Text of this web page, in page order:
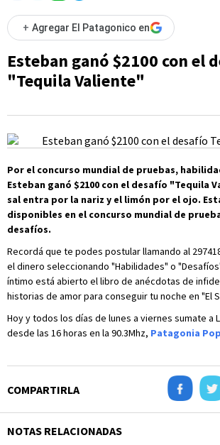
+ Agregar El Patagonico en
Esteban ganó $2100 con el
"Tequila Valiente"
Por el concurso mundial de pruebas,
Esteban ganó $2100 con el desafío "Tequila
sal entra por la nariz y el limón por el ojo.
disponibles en el concurso mundial de
desafíos.
Recordá que te podes postular llamando al
el dinero seleccionando "Habilidades" o
íntimo está abierto el libro de anécdotas de
historias de amor para conseguir tu noche en "El
Hoy y todos los días de lunes a viernes sumate a
desde las 16 horas en la 90.3Mhz, Patagonia Pop
COMPARTIRLA
NOTAS RELACIONADAS